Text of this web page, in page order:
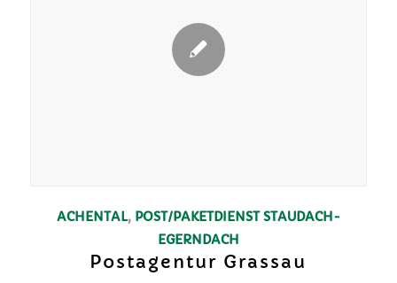
ACHENTAL, POST/PAKETDIENST STAUDACH-
EGERNDACH
Postagentur Grassau